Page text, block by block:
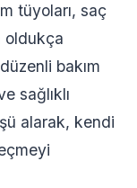
tüyoları, saç
oldukça
bakım
sağlıklı
alarak, kendi